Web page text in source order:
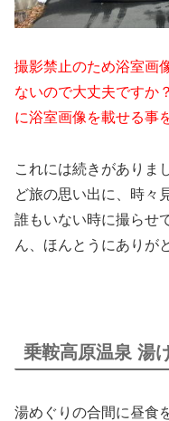
撮影禁止のため浴室画
ないので大丈夫ですか
に浴室画像を載せる事
これには続きがありま
ど旅の思い出に、時々
誰もいない時に撮らせ
ん、ほんとうにありが
乗鞍高原温泉 湯
湯めぐりの合間に昼食